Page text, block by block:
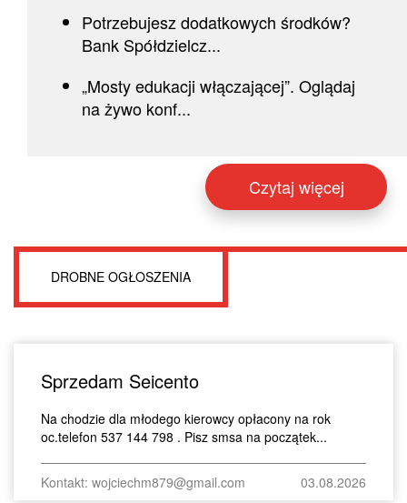
Potrzebujesz dodatkowych środków?
Bank Spółdzielcz...
„Mosty edukacji włączającej”. Oglądaj
na żywo konf...
Czytaj więcej
DROBNE OGŁOSZENIA
Sprzedam Seicento
Na chodzie dla młodego kierowcy opłacony na rok
oc.telefon 537 144 798 . Pisz smsa na początek...
Kontakt: wojciechm879@gmail.com 03.08.2026